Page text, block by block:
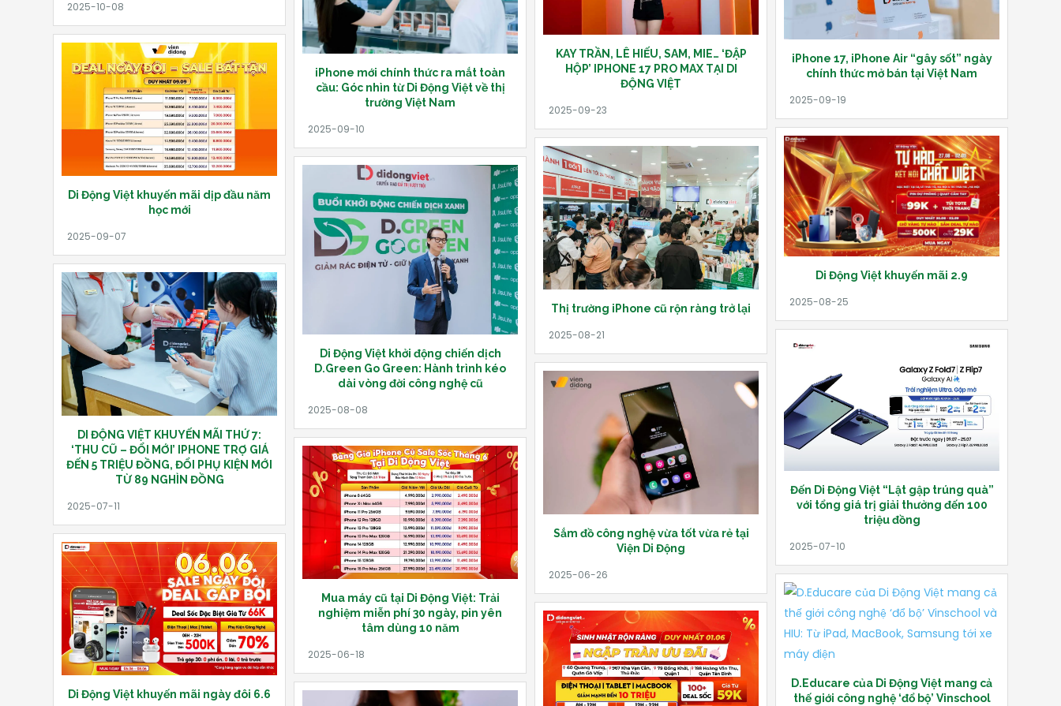
KAY TRẦN, LÊ HIẾU, SAM, MIE… ‘ĐẬP
HỘP’ IPHONE 17 PRO MAX TẠI DI
ĐỘNG VIỆT
iPhone 17, iPhone Air “gây sốt” ngày
chính thức mở bán tại Việt Nam
iPhone mới chính thức ra mắt toàn
cầu: Góc nhìn từ Di Động Việt về thị
trường Việt Nam
Di Động Việt khuyến mãi dịp đầu năm
học mới
Di Động Việt khuyến mãi 2.9
Thị trường iPhone cũ rộn ràng trở lại
Di Động Việt khởi động chiến dịch
D.Green Go Green: Hành trình kéo
dài vòng đời công nghệ cũ
DI ĐỘNG VIỆT KHUYẾN MÃI THỨ 7:
‘THU CŨ – ĐỔI MỚI’ IPHONE TRỢ GIÁ
ĐẾN 5 TRIỆU ĐỒNG, ĐỔI PHỤ KIỆN MỚI
TỪ 89 NGHÌN ĐỒNG
Đến Di Động Việt “Lật gập trúng quà”
với tổng giá trị giải thưởng đến 100
triệu đồng
Sắm đồ công nghệ vừa tốt vừa rẻ tại
Viện Di Động
Mua máy cũ tại Di Động Việt: Trải
nghiệm miễn phí 30 ngày, pin yên
tâm dùng 10 năm
Di Động Việt khuyến mãi ngày đôi 6.6
D.Educare của Di Động Việt mang cả
thế giới công nghệ ‘đổ bộ’ Vinschool